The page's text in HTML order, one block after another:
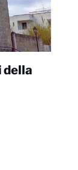
della